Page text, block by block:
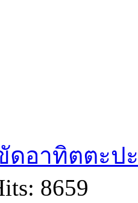
ดอาทิตตะป
8659